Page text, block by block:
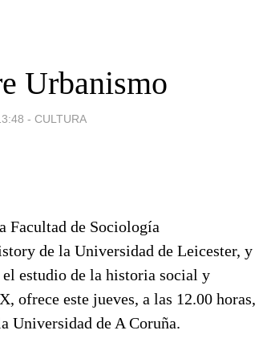
Urbanismo
- CULTURA
Facultad de Sociología
de la Universidad de Leicester, y
el estudio de la historia social y
ofrece este jueves, a las 12.00 horas,
Universidad de A Coruña.